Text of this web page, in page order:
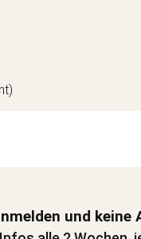
und keine